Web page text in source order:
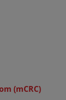
(mCRC)